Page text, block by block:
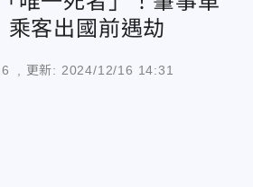
客出國前遇劫
, 更新: 2024/12/16 14:31